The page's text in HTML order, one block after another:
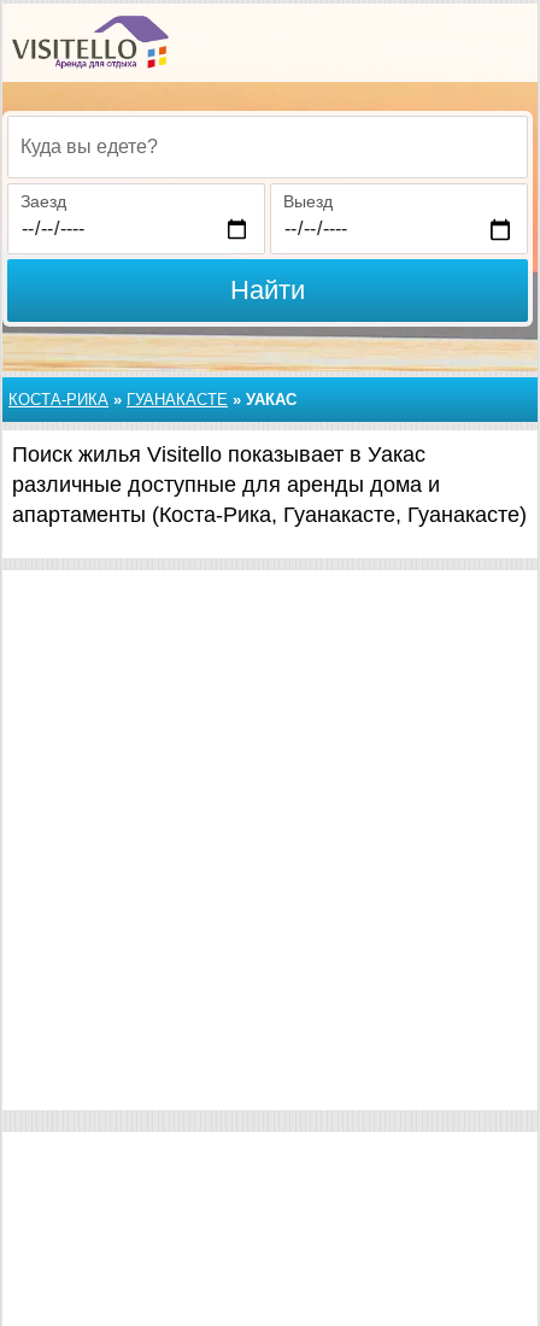
Куда вы едете?
Заезд Выезд
Найти
КОСТА-РИКА » ГУАНАКАСТЕ » УАКАС
Поиск жилья Visitello показывает в Уакас
различные доступные для аренды дома и
апартаменты (Коста-Рика, Гуанакасте, Гуанакасте)